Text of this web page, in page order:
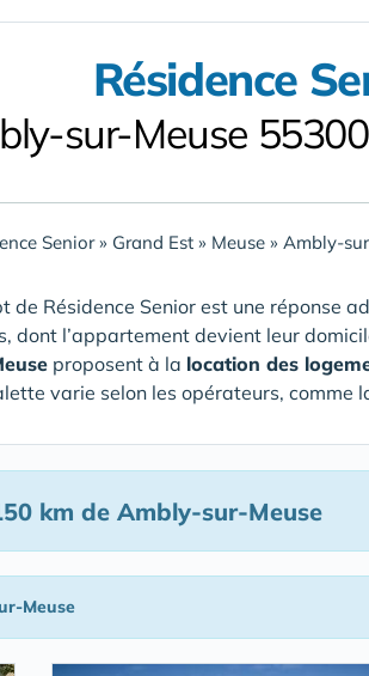
Résidence
sur-Meuse
Senior» Grand Est » Meuse » Ambly-
de Résidence Senior est une réponse
dont l’appartement devient leur
proposent à la location des
varie selon les opérateurs, comme
km de Ambly-sur-Meuse
Meuse